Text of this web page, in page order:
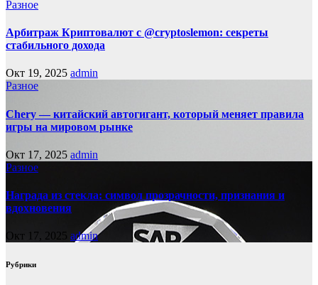
Разное
Арбитраж Криптовалют с @cryptoslemon: секреты
стабильного дохода
Окт 19, 2025 admin
Разное
Chery — китайский автогигант, который меняет правила
игры на мировом рынке
Окт 17, 2025 admin
Разное
Награда из стекла: символ прозрачности, признания и
вдохновения
Окт 17, 2025 admin
Рубрики